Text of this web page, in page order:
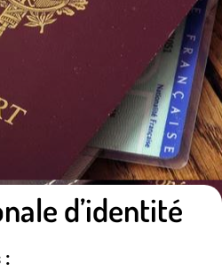
d’identité
: